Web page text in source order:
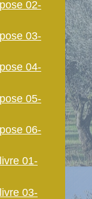
02-
03-
04-
05-
06-
01-
03-